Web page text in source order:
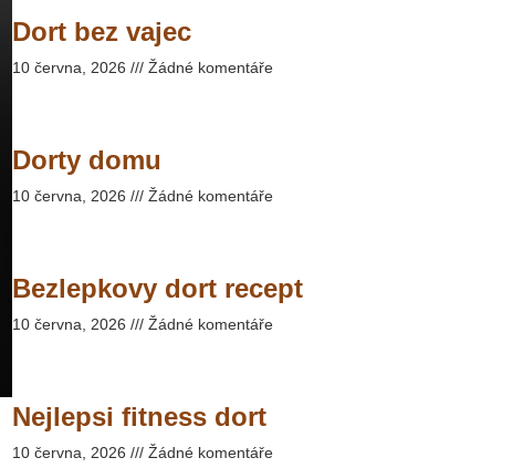
Dort bez vajec
10 června, 2026 Žádné komentáře
Dorty domu
10 června, 2026 Žádné komentáře
Bezlepkovy dort recept
10 června, 2026 Žádné komentáře
Nejlepsi fitness dort
10 června, 2026 Žádné komentáře